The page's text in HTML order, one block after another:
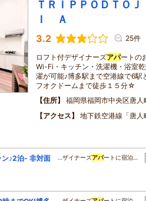
ＴＲＩＰＰＯＤＴＯ
Ｉ Ａ
3.2 25件
ロフト付デザイナーズアパートの
Wi-Fi・キッチン・洗濯機・浴室
濯が可能♪博多駅まで空港線で6
フオクドームまで徒歩１５分☆
住所
福岡県福岡市中央区唐
アクセス
地下鉄空港線「唐
ン♪2泊- 非対面
…ザイナーズアパートに宿泊…